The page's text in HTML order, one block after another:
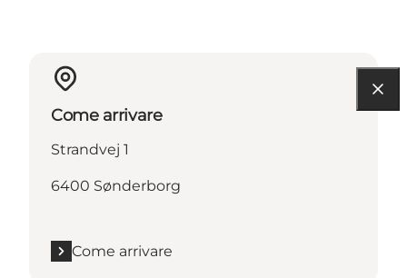
Come arrivare
Strandvej 1
6400 Sønderborg
Come arrivare